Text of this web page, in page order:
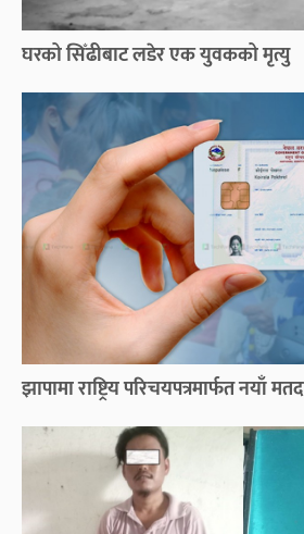
घरको सिँढीबाट लडेर एक युवकको मृत्यु
झापामा राष्ट्रिय परिचयपत्रमार्फत नयाँ